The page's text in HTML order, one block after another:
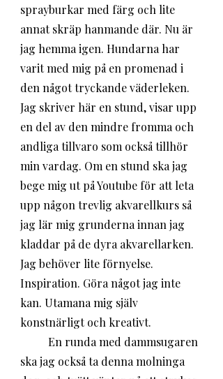
sprayburkar med färg och lite
annat skräp hanmande där. Nu är
jag hemma igen. Hundarna har
varit med mig på en promenad i
den något tryckande väderleken.
Jag skriver här en stund, visar upp
en del av den mindre fromma och
andliga tillvaro som också tillhör
min vardag. Om en stund ska jag
bege mig ut på Youtube för att leta
upp någon trevlig akvarellkurs så
jag lär mig grunderna innan jag
kladdar på de dyra akvarellarken.
Jag behöver lite förnyelse.
Inspiration. Göra något jag inte
kan. Utamana mig själv
konstnärligt och kreativt.
ska jag också ta denna molninga